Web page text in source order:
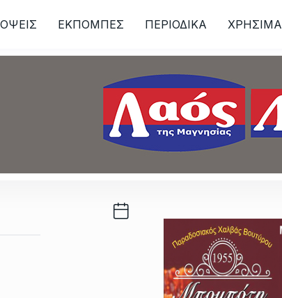
ΕΚΠΟΜΠΕΣ ΠΕΡΙΟΔΙΚΑ ΧΡΗΣΙΜΑ